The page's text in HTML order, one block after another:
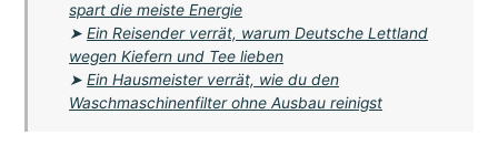
spart die meiste Energie
➤Ein Reisender verrät, warum Deutsche Lettland
wegen Kiefern und Tee lieben
➤Ein Hausmeister verrät, wie du den
Waschmaschinenfilter ohne Ausbau reinigst